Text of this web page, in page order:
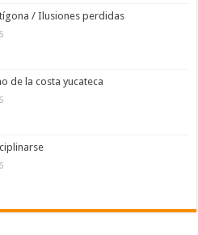
/ Ilusiones perdidas
de la costa yucateca